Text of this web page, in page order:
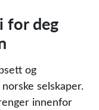
for deg
og
selskaper.
innenfor